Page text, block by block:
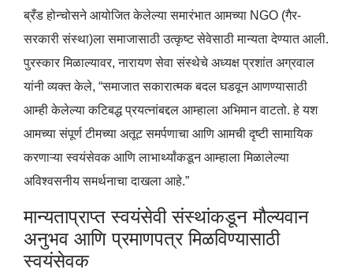
ब्रँड होन्चोसने आयोजित केलेल्या समारंभात आमच्या NGO (गैर-
सरकारी संस्था)ला समाजासाठी उत्कृष्ट सेवेसाठी मान्यता देण्यात आली.
पुरस्कार मिळाल्यावर, नारायण सेवा संस्थेचे अध्यक्ष प्रशांत अग्रवाल
यांनी व्यक्त केले, “समाजात सकारात्मक बदल घडवून आणण्यासाठी
आम्ही केलेल्या कटिबद्ध प्रयत्नांबद्दल आम्हाला अभिमान वाटतो. हे यश
आमच्या संपूर्ण टीमच्या अतूट समर्पणाचा आणि आमची दृष्टी सामायिक
करणाऱ्या स्वयंसेवक आणि लाभार्थ्यांकडून आम्हाला मिळालेल्या
अविश्वसनीय समर्थनाचा दाखला आहे.”
मान्यताप्राप्त स्वयंसेवी संस्थांकडून मौल्यवान
अनुभव आणि प्रमाणपत्र मिळविण्यासाठी
स्वयंसेवक